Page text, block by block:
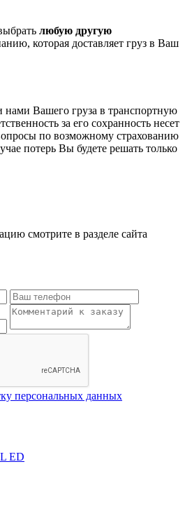
любую другую
которая доставляет груз в Ваш
нами Вашего груза в транспортную
за его сохранность несет
по возможному страхованию
потерь Вы будете решать только
смотрите в разделе сайта
персональных данных
ED